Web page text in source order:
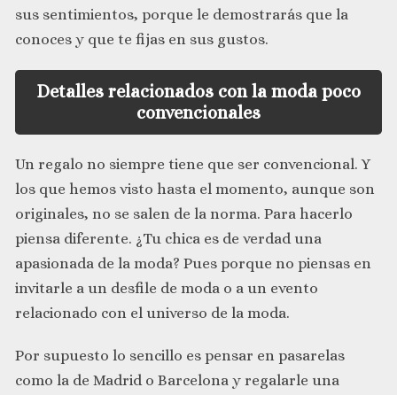
sus sentimientos, porque le demostrarás que la
conoces y que te fijas en sus gustos.
Detalles relacionados con la moda poco
convencionales
Un regalo no siempre tiene que ser convencional. Y
los que hemos visto hasta el momento, aunque son
originales, no se salen de la norma. Para hacerlo
piensa diferente. ¿Tu chica es de verdad una
apasionada de la moda? Pues porque no piensas en
invitarle a un desfile de moda o a un evento
relacionado con el universo de la moda.
Por supuesto lo sencillo es pensar en pasarelas
como la de Madrid o Barcelona y regalarle una